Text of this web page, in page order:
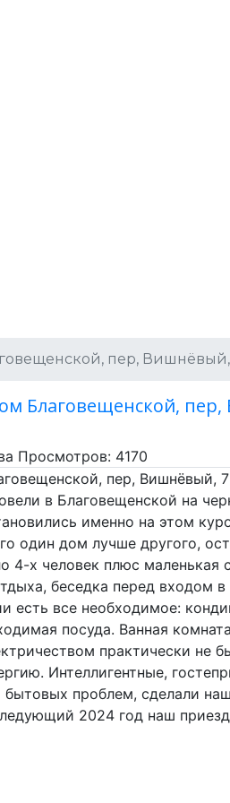
пер,
Благовещенской,
Просмотров: 4170
пер,
в Благовещенской на
именно на этом
один дом лучше другого,
4-х человек плюс
беседка перед входом
есть все необходимое:
посуда. Ванная
практически не
Интеллигентные,
проблем, сделали
2024 год наш